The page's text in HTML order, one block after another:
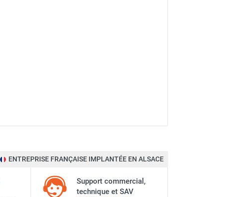
ENTREPRISE FRANÇAISE IMPLANTÉE EN ALSACE
Support commercial,
technique et SAV